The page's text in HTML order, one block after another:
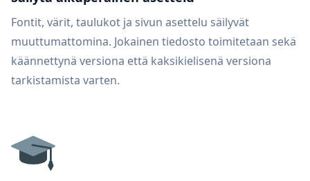
Fontit, värit, taulukot ja sivun asettelu säilyvät
muuttumattomina. Jokainen tiedosto toimitetaan sekä
käännettynä versiona että kaksikielisenä versiona
tarkistamista varten.